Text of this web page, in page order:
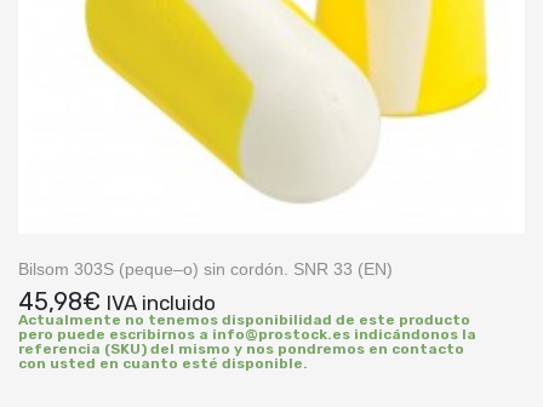
Bilsom 303S (peque–o) sin cordón. SNR 33 (EN)
45,98€ IVA incluido
Actualmente no tenemos disponibilidad de este producto
pero puede escribirnos a info@prostock.es indicándonos la
referencia (SKU) del mismo y nos pondremos en contacto
con usted en cuanto esté disponible.